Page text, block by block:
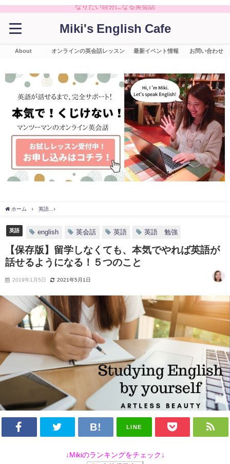
なりたい自分になる英会話
Miki's English Cafe
About オンラインの英会話レッスン 最新イベント情報 お問い合わせ
ホーム 英語
英語 english 英会話 英語 英語 勉強
【保存版】留学しなくても、本気でやれば英語が
話せるようになる！５つのこと
2019年1月5日 2021年5月1日
LINE
↓Mikiのランキングをチェック↓